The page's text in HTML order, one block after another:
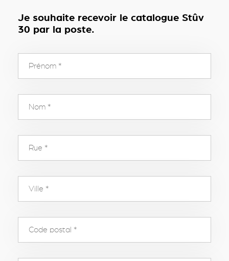
Je souhaite recevoir le catalogue Stûv
30 par la poste.